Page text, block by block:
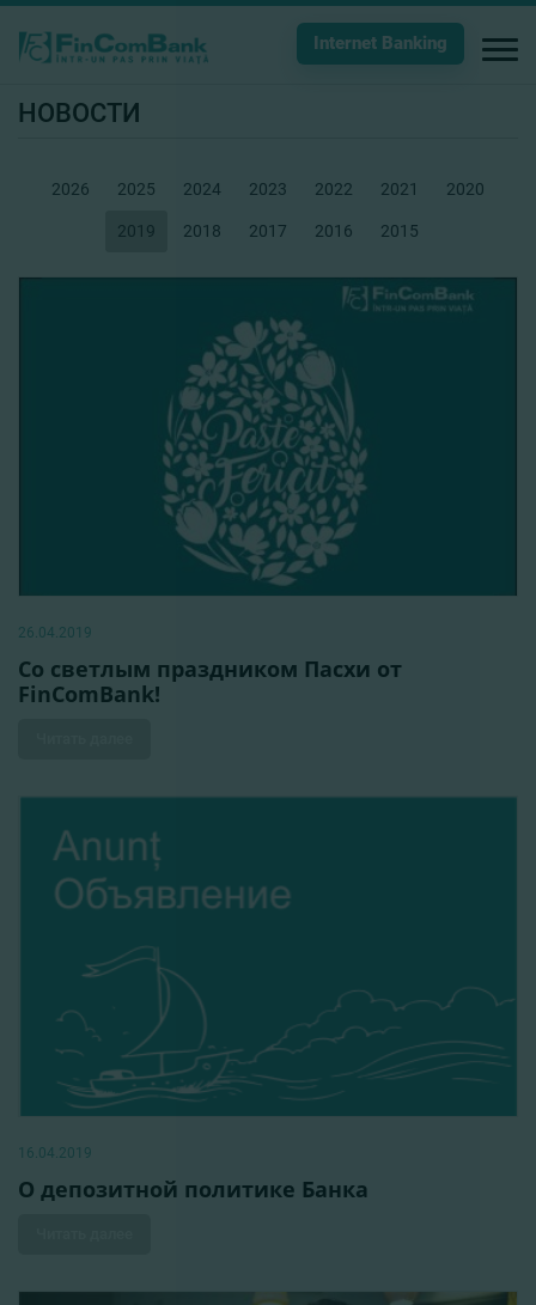
Internet Banking
НОВОСТИ
2026 2025 2024 2023 2022 2021 2020
2019 2018 2017 2016 2015
26.04.2019
Со светлым праздником Пасхи от
FinComBank!
16.04.2019
О депозитной политике Банка